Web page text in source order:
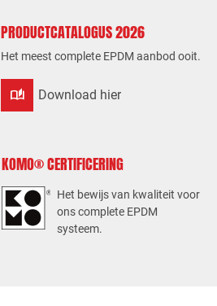
PRODUCTCATALOGUS 2026
Het meest complete EPDM aanbod ooit.
auto_stories Download hier
KOMO® CERTIFICERING
Het bewijs van kwaliteit voor
ons complete EPDM
systeem.